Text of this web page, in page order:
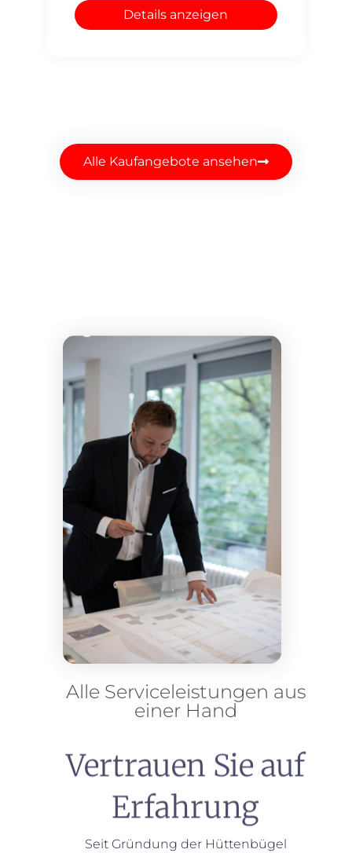
Details anzeigen
Alle Kaufangebote ansehen
Alle Serviceleistungen aus
einer Hand
Vertrauen Sie auf
Erfahrung
Seit Gründung der Hüttenbügel